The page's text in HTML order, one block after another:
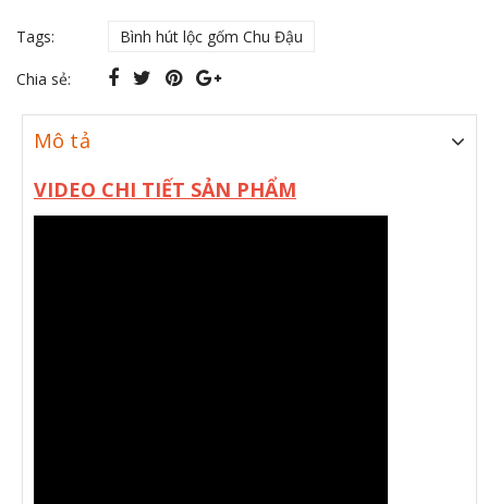
Tags: Bình hút lộc gốm Chu Đậu
Chia sẻ:
Mô tả
VIDEO CHI TIẾT SẢN PHẨM